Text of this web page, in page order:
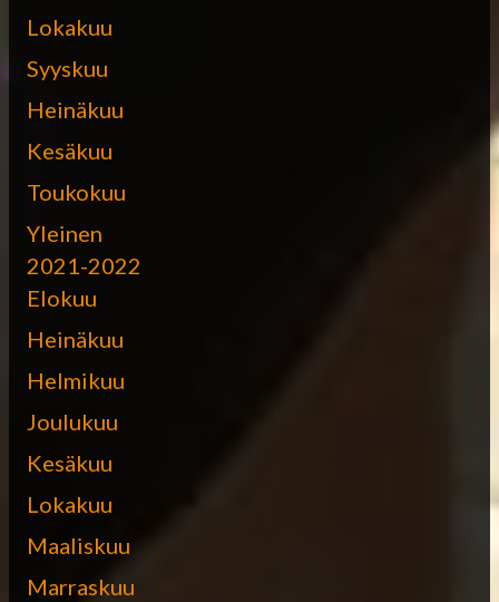
Lokakuu
Syyskuu
Heinäkuu
Kesäkuu
Toukokuu
Yleinen
2021-2022
Elokuu
Heinäkuu
Helmikuu
Joulukuu
Kesäkuu
Lokakuu
Maaliskuu
Marraskuu